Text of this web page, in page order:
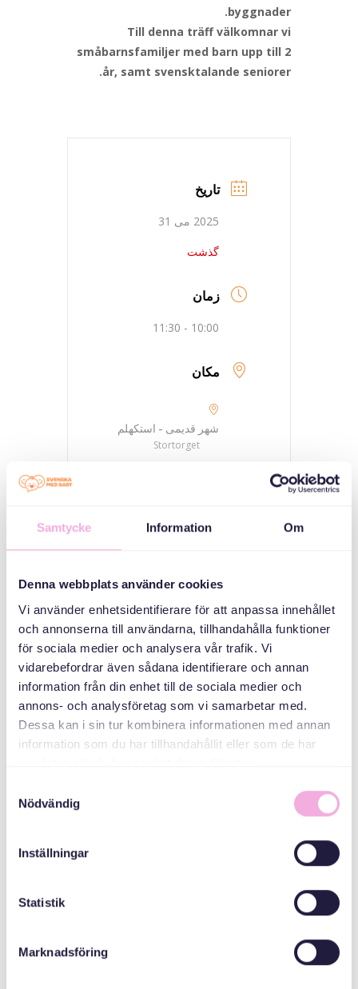
Samtycke Information Om
Denna webbplats använder cookies
Vi använder enhetsidentifierare för att anpassa innehållet
och annonserna till användarna, tillhandahålla funktioner
för sociala medier och analysera vår trafik. Vi
vidarebefordrar även sådana identifierare och annan
information från din enhet till de sociala medier och
annons- och analysföretag som vi samarbetar med.
Dessa kan i sin tur kombinera informationen med annan
information som du har tillhandahållit eller som de har
Nödvändig
Inställningar
Statistik
Marknadsföring
byggnader.
Till denna träff välkomnar vi
småbarnsfamiljer med barn upp till 2
år, samt svensktalande seniorer.
تاریخ
2025 می 31
گذشت
زمان
10:00 - 11:30
مکان
شهر قدیمی - استکهلم
Stortorget
سازمان دهنده
bokningen@svenskamedbaby.se